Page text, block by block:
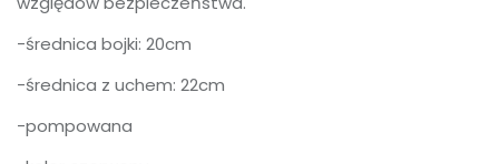
-średnica bojki: 20cm
-średnica z uchem: 22cm
-pompowana